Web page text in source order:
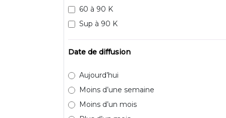
60 à 90 K
Sup à 90 K
Date de diffusion
Aujourd’hui
Moins d’une semaine
Moins d’un mois